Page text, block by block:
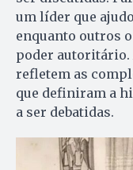
um líder que
enquanto outros
poder autoritário.
refletem as
que definiram a
a ser debatidas.